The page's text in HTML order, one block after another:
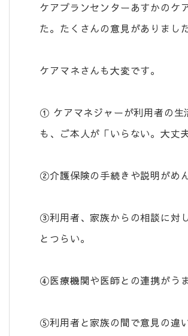
ケアプランセンターあすかのケ
た。たくさんの意見がありまし
ケアマネさんも大変です。
① ケアマネジャーが利用者の生
も、ご本人が「いらない。大丈
②介護保険の手続きや説明がめ
③利用者、家族からの相談に対
とつらい。
④医療機関や医師との連携がう
⑤利用者と家族の間で意見の違